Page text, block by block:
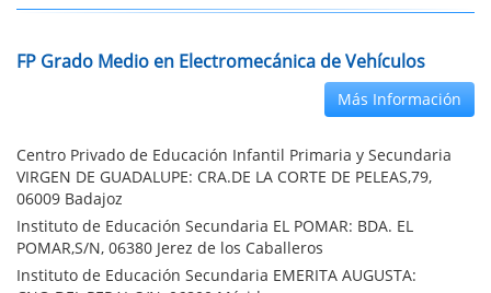
FP Grado Medio en Electromecánica de Vehículos
Más Información
Centro Privado de Educación Infantil Primaria y Secundaria
VIRGEN DE GUADALUPE: CRA.DE LA CORTE DE PELEAS,79,
06009 Badajoz
Instituto de Educación Secundaria EL POMAR: BDA. EL
POMAR,S/N, 06380 Jerez de los Caballeros
Instituto de Educación Secundaria EMERITA AUGUSTA: